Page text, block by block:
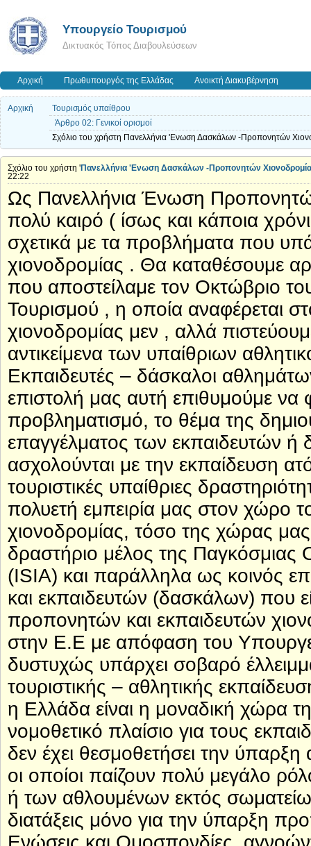
Υπουργείο Τουρισμού
Δικτυακός Τόπος Διαβουλεύσεων
Αρχική Πρωθυπουργός της Ελλάδας Ανοικτή Διακυβέρνηση
Αρχική
Τουρισμός υπαίθρου
Άρθρο 02: Γενικοί ορισμοί
Σχόλιο του χρήστη Πανελλήνια 'Ενωση Δασκάλων -Προπονητών
Σχόλιο του χρήστη 'Πανελλήνια 'Ενωση Δασκάλων -Προπονητών
22:22
Ως Πανελλήνια Ένωση
πολύ καιρό ( ίσως και κάποια
σχετικά με τα προβλήματα που
χιονοδρομίας . Θα καταθέσουμε
που αποστείλαμε τον Οκτώβριο
Τουρισμού , η οποία αναφέρεται
χιονοδρομίας μεν , αλλά
αντικείμενα των υπαίθριων
Εκπαιδευτές – δάσκαλοι
επιστολή μας αυτή επιθυμούμε
προβληματισμό, το θέμα της
επαγγέλματος των εκπαιδευτών
ασχολούνται με την εκπαίδευση
τουριστικές υπαίθριες
πολυετή εμπειρία μας στον χώρο
χιονοδρομίας, τόσο της χώρας
δραστήριο μέλος της Παγκόσμιας
(ISIA) και παράλληλα ως κοινός
και εκπαιδευτών (δασκάλων) που
προπονητών και εκπαιδευτών
στην Ε.Ε με απόφαση του
δυστυχώς υπάρχει σοβαρό
τουριστικής – αθλητικής
η Ελλάδα είναι η μοναδική χώρα
νομοθετικό πλαίσιο για τους
δεν έχει θεσμοθετήσει την
οι οποίοι παίζουν πολύ μεγάλο
ή των αθλουμένων εκτός
διατάξεις μόνο για την ύπαρξη